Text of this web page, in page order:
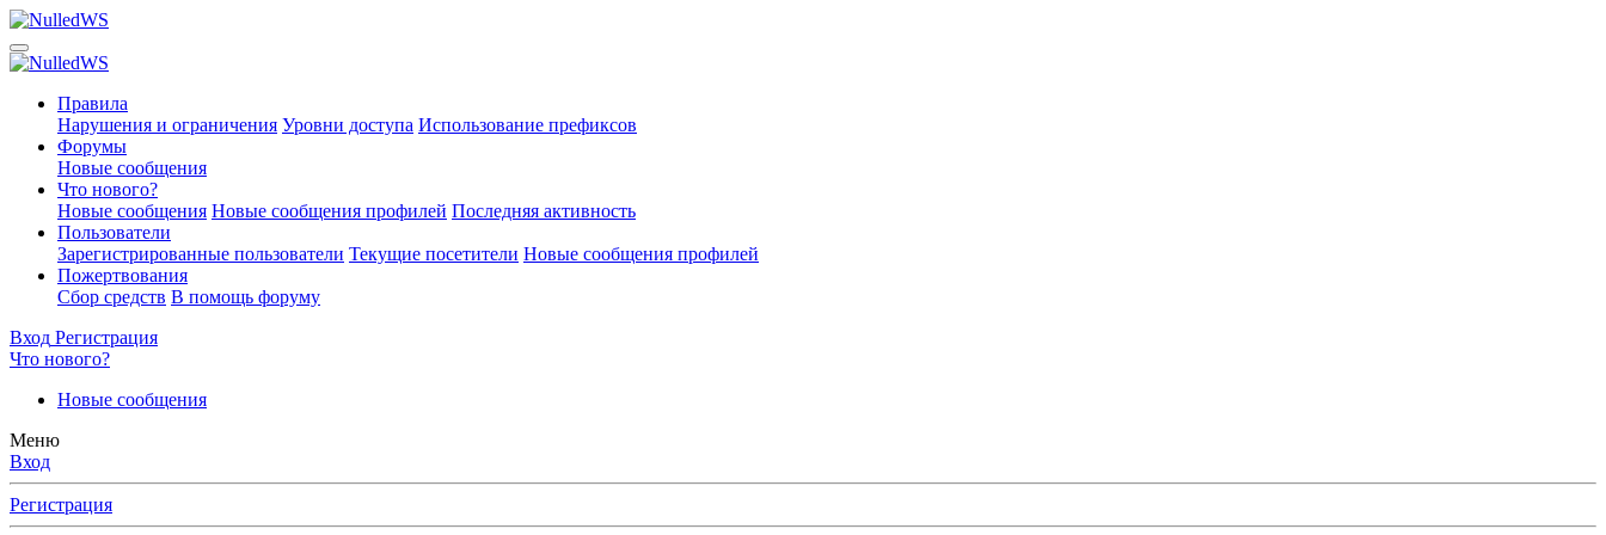
Правила
Нарушения и ограничения Уровни доступа Использование префиксов
Форумы
Новые сообщения
Что нового?
Новые сообщения Новые сообщения профилей Последняя активность
Пользователи
Зарегистрированные пользователи Текущие посетители Новые сообщения профилей
Пожертвования
Сбор средств В помощь форуму
Вход Регистрация
Что нового?
Новые сообщения
Меню
Вход
Регистрация